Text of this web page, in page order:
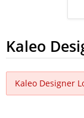
Kaleo
Kaleo Designer